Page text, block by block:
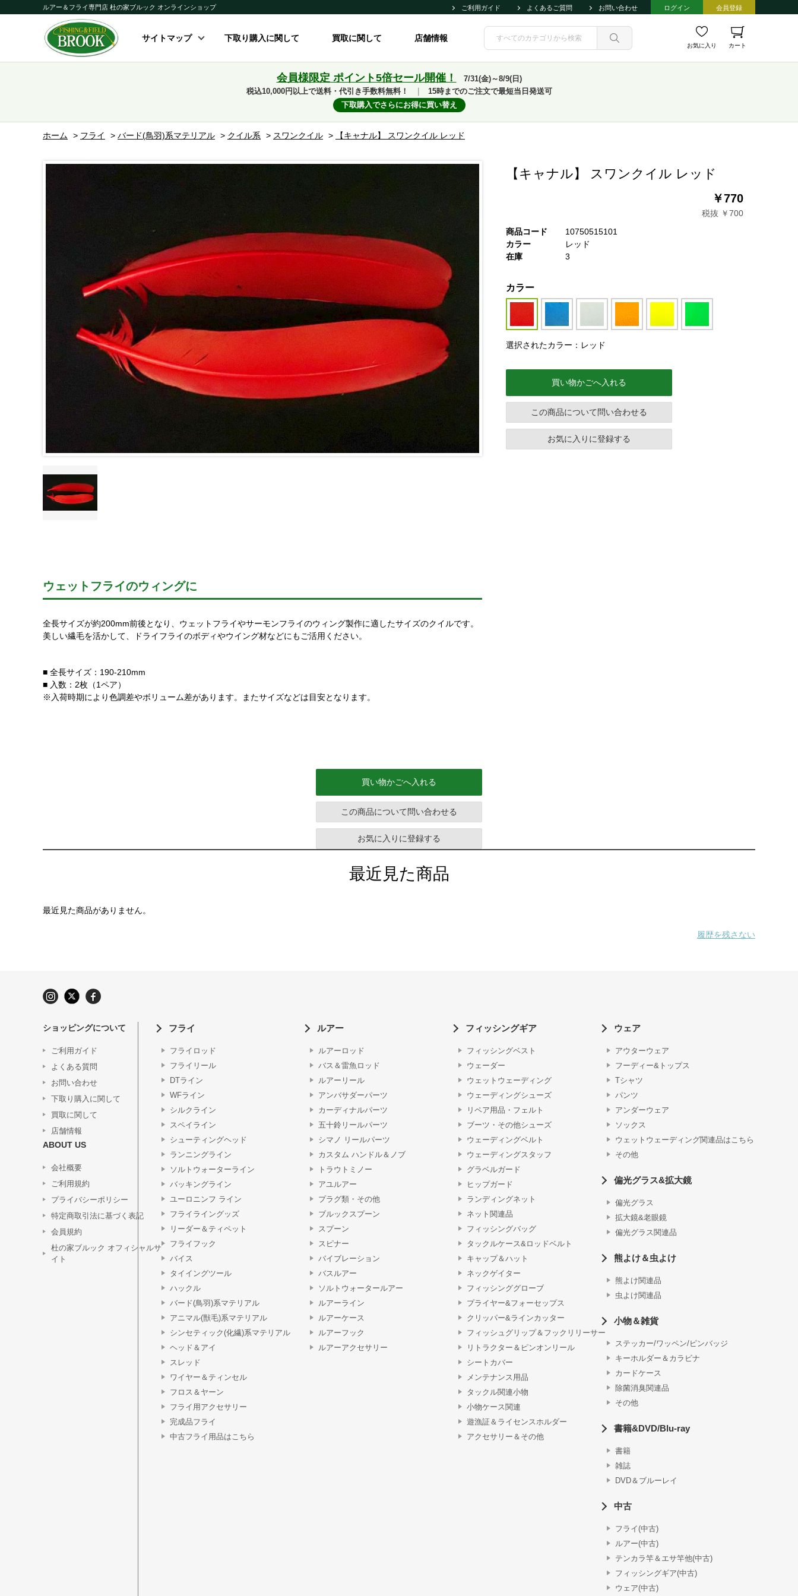
ルアー＆フライ専門店 杜の家ブルック オンラインショップ ご利用ガイド よくあるご質問 お問い合わせ ログイン 会員登録
サイトマップ 下取り購入に関して 買取に関して 店舗情報
お気に入り カート
会員様限定 ポイント5倍セール開催！
7/31(金)～8/9(日)
税込10,000円以上で送料・代引き手数料無料！
15時までのご注文で最短当日発送可
下取購入でさらにお得に買い替え
ホーム > フライ > バード(鳥羽)系マテリアル > クイル系 > スワンクイル > 【キャナル】 スワンクイル レッド
ウェットフライのウィングに
全長サイズが約200mm前後となり、ウェットフライやサーモンフライのウィング製作に適したサイズのクイルです。
美しい繊毛を活かして、ドライフライのボディやウイング材などにもご活用ください。
■ 全長サイズ：190-210mm
■ 入数：2枚（1ペア）
※入荷時期により色調差やボリューム差があります。またサイズなどは目安となります。
【キャナル】 スワンクイル レッド
￥770
税抜 ￥700
商品コード
10750515101
カラー
レッド
在庫
3
カラー
選択されたカラー：レッド
買い物かごへ入れる
この商品について問い合わせる
お気に入りに登録する
買い物かごへ入れる
この商品について問い合わせる
お気に入りに登録する
最近見た商品
最近見た商品がありません。
履歴を残さない
ショッピングについて
ご利用ガイド
よくある質問
お問い合わせ
下取り購入に関して
買取に関して
店舗情報
ABOUT US
会社概要
ご利用規約
プライバシーポリシー
特定商取引法に基づく表記
会員規約
杜の家ブルック オフィシャルサ
イト
フライ
フライロッド
フライリール
DTライン
WFライン
シルクライン
スペイライン
シューティングヘッド
ランニングライン
ソルトウォーターライン
バッキングライン
ユーロニンフ ライン
フライライングッズ
リーダー＆ティペット
フライフック
バイス
タイイングツール
ハックル
バード(鳥羽)系マテリアル
アニマル(獣毛)系マテリアル
シンセティック(化繊)系マテリアル
ヘッド＆アイ
スレッド
ワイヤー＆ティンセル
フロス＆ヤーン
フライ用アクセサリー
完成品フライ
中古フライ用品はこちら
ルアー
ルアーロッド
バス＆雷魚ロッド
ルアーリール
アンバサダーパーツ
カーディナルパーツ
五十鈴リールパーツ
シマノ リールパーツ
カスタム ハンドル＆ノブ
トラウトミノー
アユルアー
プラグ類・その他
ブルックスプーン
スプーン
スピナー
バイブレーション
バスルアー
ソルトウォータールアー
ルアーライン
ルアーケース
ルアーフック
ルアーアクセサリー
フィッシングギア
フィッシングベスト
ウェーダー
ウェットウェーディング
ウェーディングシューズ
リペア用品・フェルト
ブーツ・その他シューズ
ウェーディングベルト
ウェーディングスタッフ
グラベルガード
ヒップガード
ランディングネット
ネット関連品
フィッシングバッグ
タックルケース&ロッドベルト
キャップ＆ハット
ネックゲイター
フィッシンググローブ
プライヤー&フォーセップス
クリッパー&ラインカッター
フィッシュグリップ＆フックリリーサー
リトラクター＆ピンオンリール
シートカバー
メンテナンス用品
タックル関連小物
小物ケース関連
遊漁証＆ライセンスホルダー
アクセサリー＆その他
ウェア
アウターウェア
フーディー&トップス
Tシャツ
パンツ
アンダーウェア
ソックス
ウェットウェーディング関連品はこちら
その他
偏光グラス&拡大鏡
偏光グラス
拡大鏡&老眼鏡
偏光グラス関連品
熊よけ＆虫よけ
熊よけ関連品
虫よけ関連品
小物＆雑貨
ステッカー/ワッペン/ピンバッジ
キーホルダー＆カラビナ
カードケース
除菌消臭関連品
その他
書籍&DVD/Blu-ray
書籍
雑誌
DVD＆ブルーレイ
中古
フライ(中古)
ルアー(中古)
テンカラ竿＆エサ竿他(中古)
フィッシングギア(中古)
ウェア(中古)